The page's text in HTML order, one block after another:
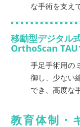
な手術を支え
移動型デジタル
OrthoScan
手足手術用の
御し、少ない
でき、高度な
教育体制・